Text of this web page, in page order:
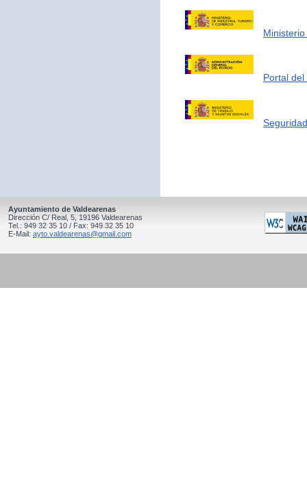
Portal
Ayuntamiento de Valdearenas
Dirección C/ Real, 5, 19196 Valdearenas
Tel.: 949 32 35 10 / Fax: 949 32 35 10
E-Mail: ayto.valdearenas@gmail.com